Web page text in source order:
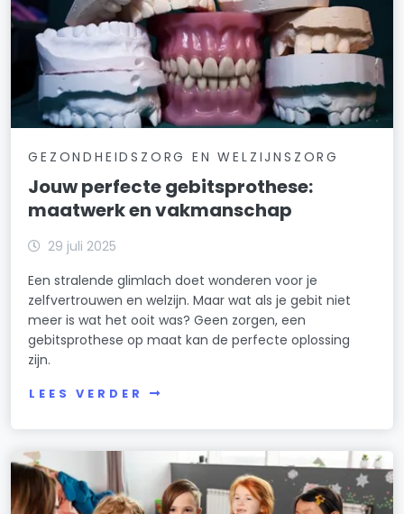
GEZONDHEIDSZORG EN WELZIJNSZORG
Jouw perfecte gebitsprothese:
maatwerk en vakmanschap
29 juli 2025
Een stralende glimlach doet wonderen voor je
zelfvertrouwen en welzijn. Maar wat als je gebit niet
meer is wat het ooit was? Geen zorgen, een
gebitsprothese op maat kan de perfecte oplossing
zijn.
LEES VERDER